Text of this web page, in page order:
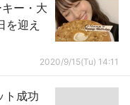
ー・大
を迎え
2020/9/15(Tu) 14:11
ト成功